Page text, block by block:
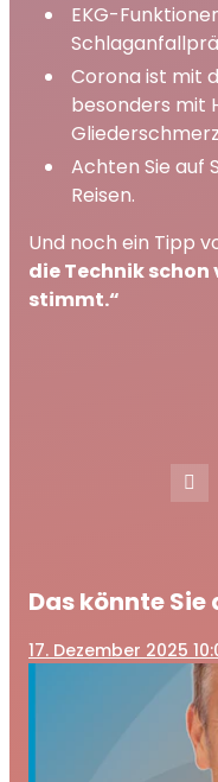
EKG-
Corona ist mit
besonders mit
Achten Sie auf
Reisen.
Und noch ein Tipp
die Technik
stimmt.“
Das könnte
17. Dezember 2025